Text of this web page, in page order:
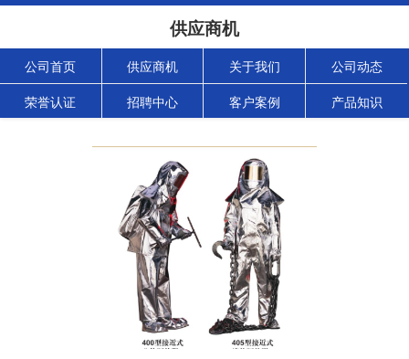
供应商机
公司首页 供应商机 关于我们 公司动态
荣誉认证 招聘中心 客户案例 产品知识